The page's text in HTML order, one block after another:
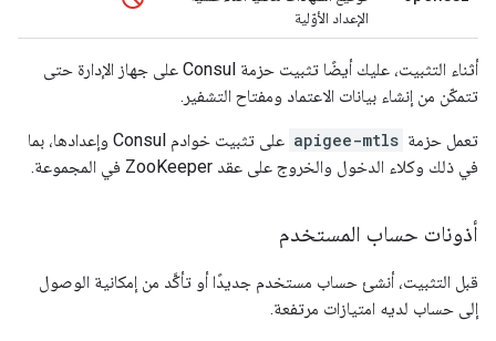
الإعداد الأوّلية
أثناء التثبيت، عليك أيضًا تثبيت حزمة Consul على جهاز الإدارة حتى
تتمكّن من إنشاء بيانات الاعتماد ومفتاح التشفير.
تعمل حزمة apigee-mtls
على تثبيت خوادم Consul وإعدادها، بما
في ذلك وكلاء الدخول والخروج على عقد ZooKeeper في المجموعة.
أذونات حساب المستخدم
قبل التثبيت، أنشئ حساب مستخدم جديدًا أو تأكَّد من إمكانية الوصول
إلى حساب لديه امتيازات مرتفعة.